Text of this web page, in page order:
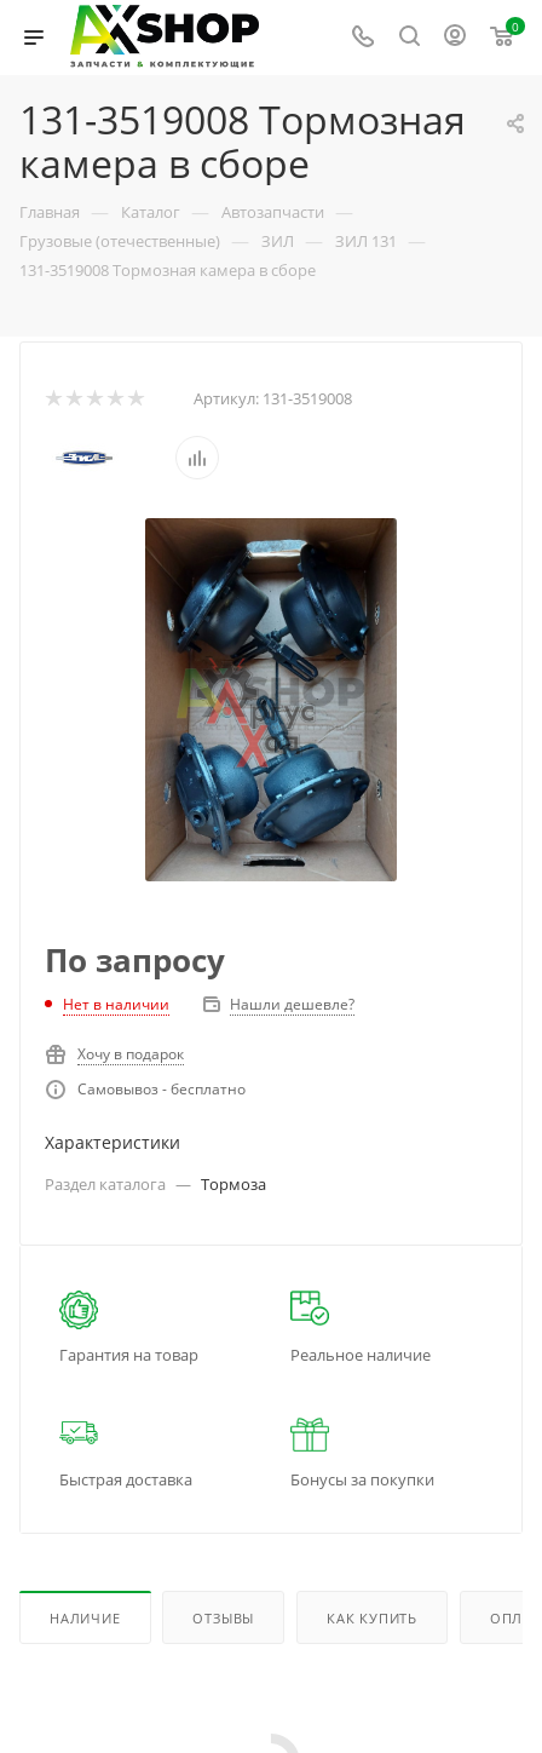
0
131-3519008 Тормозная
камера в сборе
Главная — Каталог — Автозапчасти —
Грузовые (отечественные) — ЗИЛ — ЗИЛ 131 —
131-3519008 Тормозная камера в сборе
Артикул: 131-3519008
По запросу
Нет в наличии Нашли дешевле?
Хочу в подарок
Самовывоз - бесплатно
Характеристики
Раздел каталога — Тормоза
Гарантия на товар Реальное наличие
Быстрая доставка Бонусы за покупки
НАЛИЧИЕ ОТЗЫВЫ КАК КУПИТЬ